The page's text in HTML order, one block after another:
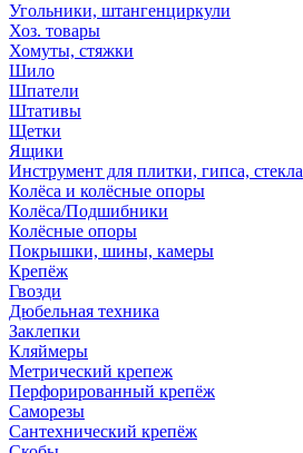
Угольники, штангенциркули
Хоз. товары
Хомуты, стяжки
Шило
Шпатели
Штативы
Щетки
Ящики
Инструмент для плитки, гипса, стекла
Колёса и колёсные опоры
Колёса/Подшибники
Колёсные опоры
Покрышки, шины, камеры
Крепёж
Гвозди
Дюбельная техника
Заклепки
Кляймеры
Метрический крепеж
Перфорированный крепёж
Саморезы
Сантехнический крепёж